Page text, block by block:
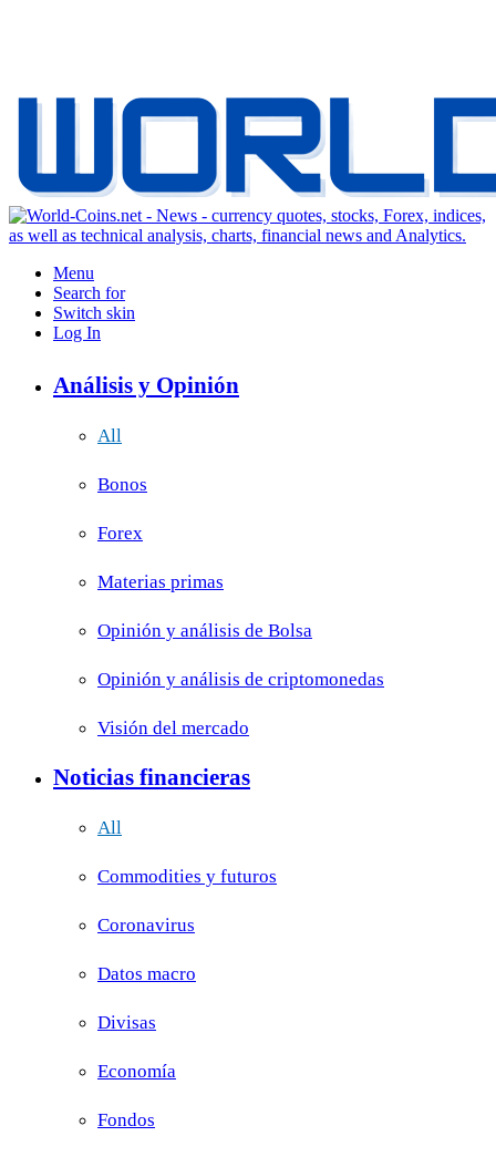
Menu
Search for
Switch skin
Log In
Análisis y Opinión
All
Bonos
Forex
Materias primas
Opinión y análisis de Bolsa
Opinión y análisis de criptomonedas
Visión del mercado
Noticias financieras
All
Commodities y futuros
Coronavirus
Datos macro
Divisas
Economía
Fondos